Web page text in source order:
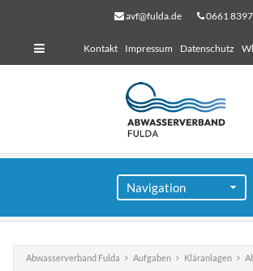
avf@fulda.de 0661
Kontakt Impressum Datenschutz
Abwasserverband Fulda Aufgaben Kläranlagen